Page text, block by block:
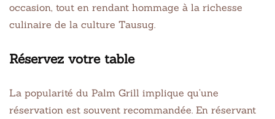
occasion, tout en rendant hommage à la richesse
culinaire de la culture Tausug.
Réservez votre table
La popularité du Palm Grill implique qu’une
réservation est souvent recommandée. En réservant